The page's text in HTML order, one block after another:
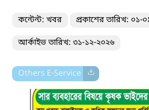
কন্টেন্ট: খবর প্রকাশের তারিখ: ০১-
আর্কাইভ তারিখ: ৩১-১২-২০২৬
Others E-Service